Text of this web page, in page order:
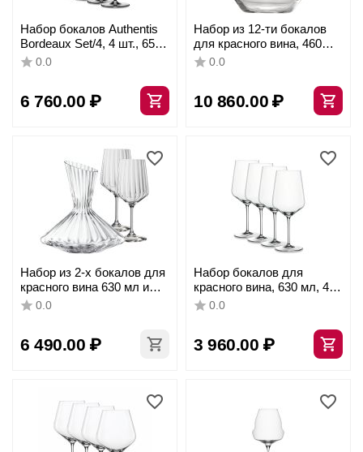
Набор бокалов Authentis
Bordeaux Set/4, 4 шт., 650
мл, 4400177, Spiegelau
0.0
6 760.00 ₽
Набор из 12-ти бокалов
для красного вина, 460
мл, прозрачный,
серия Authentis, Spiegelau
0.0
10 860.00 ₽
Набор из 2-х бокалов для
красного вина 630 мл и
декантера 0,75 л,
0.0
6 490.00 ₽
Набор бокалов для
красного вина, 630 мл, 4
шт., прозрачные,
серия Style, Spiegelau
0.0
3 960.00 ₽